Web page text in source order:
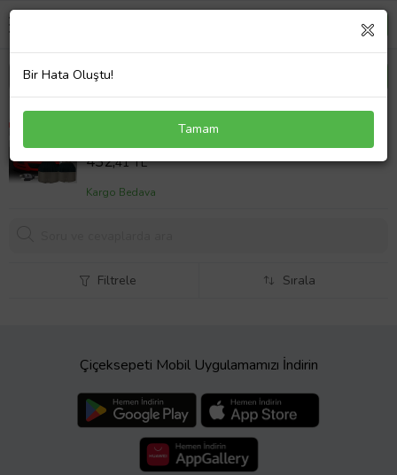
NKT GROUP H7 Ice Blue Buz Mavi Led Xenon Far
Ledi Led Zenon Far Ampulü Ledxenon
Sepet Fiyatı
432,41 TL
Kargo Bedava
Filtrele Sırala
Çiçeksepeti Mobil Uygulamamızı İndirin
Bir Hata Oluştu!
Tamam